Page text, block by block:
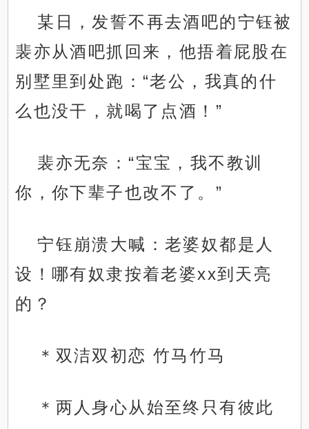
某日，发誓不再去酒吧的宁钰被
裴亦从酒吧抓回来，他捂着屁股在
别墅里到处跑：“老公，我真的什
么也没干，就喝了点酒！”
裴亦无奈：“宝宝，我不教训
你，你下辈子也改不了。”
宁钰崩溃大喊：老婆奴都是人
设！哪有奴隶按着老婆xx到天亮
的？
＊双洁双初恋 竹马竹马
＊两人身心从始至终只有彼此